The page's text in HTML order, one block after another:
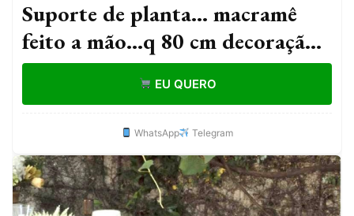
Suporte de planta... macramê
feito a mão...q 80 cm decoração
boho para vasos produto
artesanal QQ EU QUERO
WhatsApp Telegram